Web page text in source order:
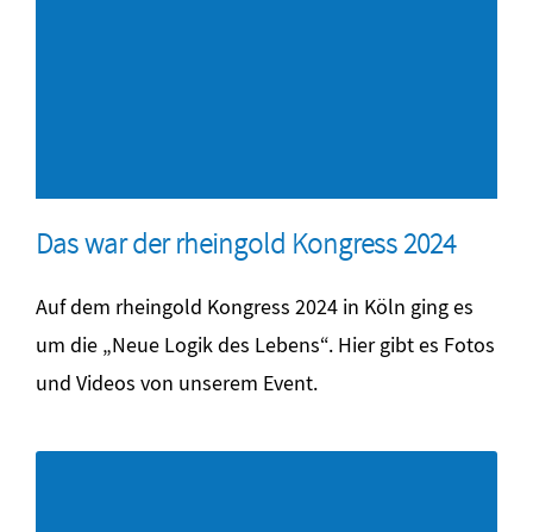
Das war der rheingold Kongress 2024
Auf dem rheingold Kongress 2024 in Köln ging es
um die „Neue Logik des Lebens“. Hier gibt es Fotos
und Videos von unserem Event.